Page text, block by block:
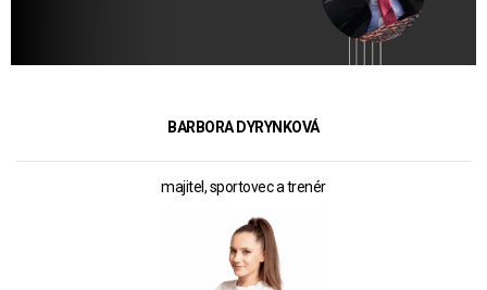
BARBORA DYRYNKOVÁ
majitel, sportovec a trenér